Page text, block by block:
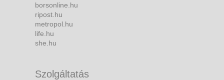
borsonline.hu
ripost.hu
metropol.hu
life.hu
she.hu
Szolgáltatás